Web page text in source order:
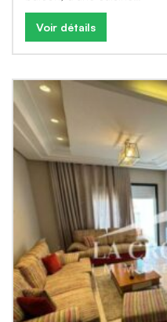
Voir détails